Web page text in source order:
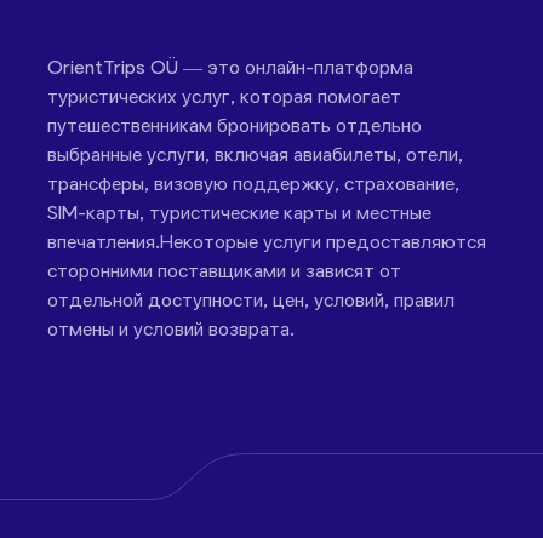
OrientTrips OÜ — это онлайн-платформа
туристических услуг, которая помогает
путешественникам бронировать отдельно
выбранные услуги, включая авиабилеты, отели,
трансферы, визовую поддержку, страхование,
SIM-карты, туристические карты и местные
впечатления.Некоторые услуги предоставляются
сторонними поставщиками и зависят от
отдельной доступности, цен, условий, правил
отмены и условий возврата.